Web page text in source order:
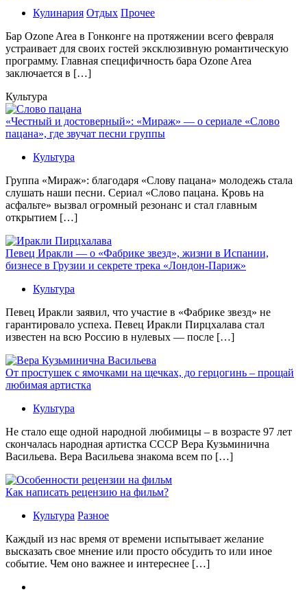
Кулинария Отдых Прочее
Бaр Ozone Area в Гонконге на протяжении всего февраля
устраивает для своих гостей эксклюзивную романтическую
программу. Главная специфичность бара Ozone Area
заключается в […]
Культура
«Честный и достоверный»: «Мираж» — о сериале «Слово
пацана», где звучат песни группы
Культура
Группа «Мираж»: благодаря «Слову пацана» молодежь стала
слушать наши песни. Сериал «Слово пацана. Кровь на
асфальте» вызвал огромный резонанс и стал главным
открытием […]
Певец Иракли — о «Фабрике звезд», жизни в Испании,
бизнесе в Грузии и секрете трека «Лондон-Париж»
Культура
Певец Иракли заявил, что участие в «Фабрике звезд» не
гарантировало успеха. Певец Иракли Пирцхалава стал
известен на всю Россию в нулевых — после […]
От простушек с ямочками на щечках, до герцогинь – прощай
любимая артистка
Культура
Не стало еще одной народной любимицы – в возрасте 97 лет
скончалась народная артистка СССР Вера Кузьминична
Васильева. Вера Васильева знакома всем по […]
Как написать рецензию на фильм?
Культура Разное
Каждый из нас время от времени испытывает желание
высказать свое мнение или просто обсудить то или иное
событие. Чем оно важнее и интереснее […]